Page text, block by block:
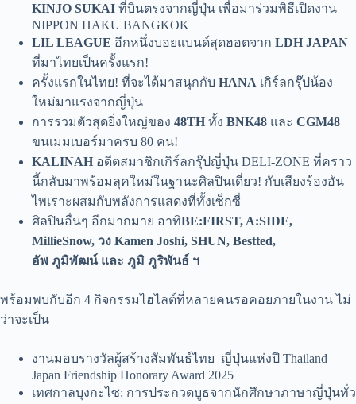
KINJO SUKAI ที่บินตรงจากญี่ปุ่น เพื่อมาร่วมพิธีเปิดงาน
NIPPON HAKU BANGKOK
LIL LEAGUE อีกหนึ่งบอยแบนด์สุดฮอตจาก LDH JAPAN
ที่มาไทยเป็นครั้งแรก!
ครั้งแรกในไทย! ที่จะได้มาสนุกกับ HANA เกิร์ลกรุ๊ปน้อง
ใหม่มาแรงจากญี่ปุ่น
การรวมตัวสุดยิ่งใหญ่ของ 48TH ทั้ง BNK48 และ CGM48
ขนเมมเบอร์มาครบ 80 คน!
KALINAH อดีตสมาชิกเกิร์ลกรุ๊ปญี่ปุ่น DELI-ZONE ที่คราว
นี้กลับมาพร้อมลุคใหม่ในฐานะศิลปินเดี่ยว! กับเสียงร้องอัน
ไพเราะผสมกับพลังการแสดงที่ทั้งเซ็กซี่
ศิลปินอื่นๆ อีกมากมาย อาทิBE:FIRST, A:SIDE,
MillieSnow, วง Kamen Joshi, SHUN, Bestted,
อัพ ภูมิพัฒน์ และ ภูมิ ภูริพันธ์ ฯ
พร้อมพบกับอีก 4 กิจกรรมไฮไลต์ที่หลายคนรอคอยภายในงาน ไม่
ว่าจะเป็น
งานมอบรางวัลผู้สร้างสัมพันธ์ไทย–ญี่ปุ่นแห่งปี Thailand –
Japan Friendship Honorary Award 2025
เทศกาลบุงกะไซ: การประกวดบูธจากนักศึกษาภาษาญี่ปุ่นทั่ว